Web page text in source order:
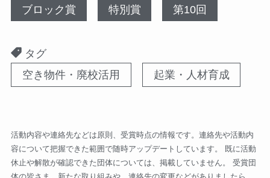
ブロック賞
特別賞 第10回
タグ
空き物件・廃校活用
起業・人材育成
活動内容や連絡先などは原則、受賞時点の情報です。連絡先や活動内
容について把握できた範囲で随時アップデートしています。 既に活動
休止や解散が確認できた団体については、掲載していません。 受賞団